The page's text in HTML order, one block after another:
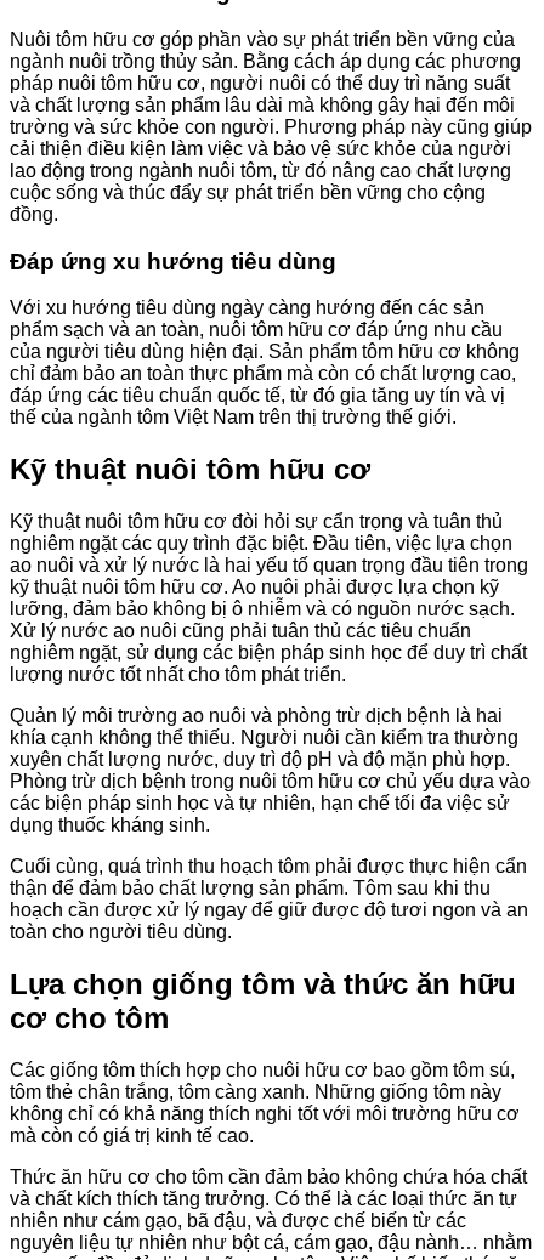
Nuôi tôm hữu cơ góp phần vào sự phát triển bền vững của
ngành nuôi trồng thủy sản. Bằng cách áp dụng các phương
pháp nuôi tôm hữu cơ, người nuôi có thể duy trì năng suất
và chất lượng sản phẩm lâu dài mà không gây hại đến môi
trường và sức khỏe con người. Phương pháp này cũng giúp
cải thiện điều kiện làm việc và bảo vệ sức khỏe của người
lao động trong ngành nuôi tôm, từ đó nâng cao chất lượng
cuộc sống và thúc đẩy sự phát triển bền vững cho cộng
đồng.
Đáp ứng xu hướng tiêu dùng
Với xu hướng tiêu dùng ngày càng hướng đến các sản
phẩm sạch và an toàn, nuôi tôm hữu cơ đáp ứng nhu cầu
của người tiêu dùng hiện đại. Sản phẩm tôm hữu cơ không
chỉ đảm bảo an toàn thực phẩm mà còn có chất lượng cao,
đáp ứng các tiêu chuẩn quốc tế, từ đó gia tăng uy tín và vị
thế của ngành tôm Việt Nam trên thị trường thế giới.
Kỹ thuật nuôi tôm hữu cơ
Kỹ thuật nuôi tôm hữu cơ đòi hỏi sự cẩn trọng và tuân thủ
nghiêm ngặt các quy trình đặc biệt. Đầu tiên, việc lựa chọn
ao nuôi và xử lý nước là hai yếu tố quan trọng đầu tiên trong
kỹ thuật nuôi tôm hữu cơ. Ao nuôi phải được lựa chọn kỹ
lưỡng, đảm bảo không bị ô nhiễm và có nguồn nước sạch.
Xử lý nước ao nuôi cũng phải tuân thủ các tiêu chuẩn
nghiêm ngặt, sử dụng các biện pháp sinh học để duy trì chất
lượng nước tốt nhất cho tôm phát triển.
Quản lý môi trường ao nuôi và phòng trừ dịch bệnh là hai
khía cạnh không thể thiếu. Người nuôi cần kiểm tra thường
xuyên chất lượng nước, duy trì độ pH và độ mặn phù hợp.
Phòng trừ dịch bệnh trong nuôi tôm hữu cơ chủ yếu dựa vào
các biện pháp sinh học và tự nhiên, hạn chế tối đa việc sử
dụng thuốc kháng sinh.
Cuối cùng, quá trình thu hoạch tôm phải được thực hiện cẩn
thận để đảm bảo chất lượng sản phẩm. Tôm sau khi thu
hoạch cần được xử lý ngay để giữ được độ tươi ngon và an
toàn cho người tiêu dùng.
Lựa chọn giống tôm và thức ăn hữu
cơ cho tôm
Các giống tôm thích hợp cho nuôi hữu cơ bao gồm tôm sú,
tôm thẻ chân trắng, tôm càng xanh. Những giống tôm này
không chỉ có khả năng thích nghi tốt với môi trường hữu cơ
mà còn có giá trị kinh tế cao.
Thức ăn hữu cơ cho tôm cần đảm bảo không chứa hóa chất
và chất kích thích tăng trưởng. Có thể là các loại thức ăn tự
nhiên như cám gạo, bã đậu, và được chế biến từ các
nguyên liệu tự nhiên như bột cá, cám gạo, đậu nành… nhằm